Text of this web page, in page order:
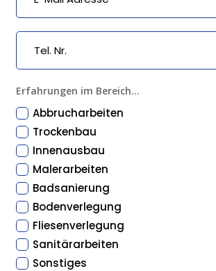
Erfahrungen im Bereich...
Abbrucharbeiten
Trockenbau
Innenausbau
Malerarbeiten
Badsanierung
Bodenverlegung
Fliesenverlegung
Sanitärarbeiten
Sonstiges